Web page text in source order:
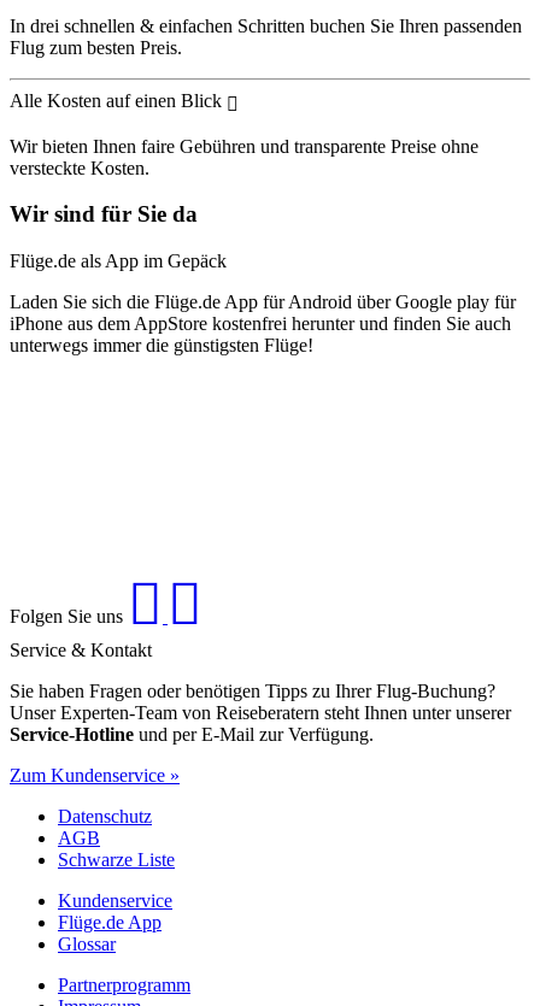
In drei schnellen & einfachen Schritten buchen Sie Ihren passenden
Flug zum besten Preis.
Alle Kosten auf einen Blick
Wir bieten Ihnen faire Gebühren und transparente Preise ohne
versteckte Kosten.
Wir sind für Sie da
Flüge.de als App im Gepäck
Laden Sie sich die Flüge.de App für Android über Google play für
iPhone aus dem AppStore kostenfrei herunter und finden Sie auch
unterwegs immer die günstigsten Flüge!
Folgen Sie uns
Service & Kontakt
Sie haben Fragen oder benötigen Tipps zu Ihrer Flug-Buchung?
Unser Experten-Team von Reiseberatern steht Ihnen unter unserer
Service-Hotline und per E-Mail zur Verfügung.
Zum Kundenservice »
Datenschutz
AGB
Schwarze Liste
Kundenservice
Flüge.de App
Glossar
Partnerprogramm